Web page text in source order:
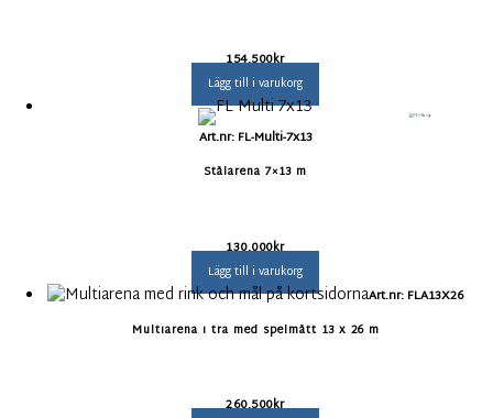
154.500kr
Lägg till i varukorg
Art.nr: FL-Multi-7x13
Stålarena 7×13 m
130.000kr
Lägg till i varukorg
Art.nr: FLA13X26
Multiarena i trä med spelmått 13 x 26 m
260.500kr